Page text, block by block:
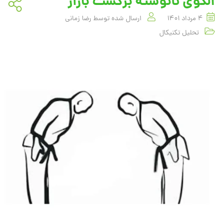
4 مرداد 1401 ارسال شده توسطرضا زمانی
تحلیل تکنیکال